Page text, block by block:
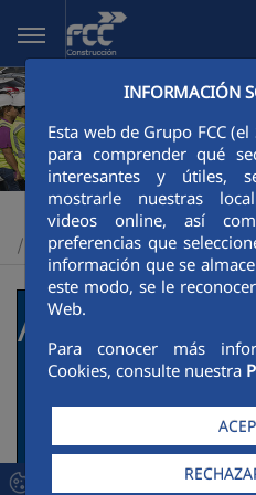
Skip to Main Content
INFORMACIÓN
Esta web de Grupo FCC
para comprender qué
interesantes y útiles,
mostrarle nuestras
videos online, así
preferencias que
información que se
este modo, se le
Web.
Para conocer más
Cookies, consulte nuestra
Construcción > Sustenabilitate
Buenas prácticas
Autovía A-
la
Descripción de la